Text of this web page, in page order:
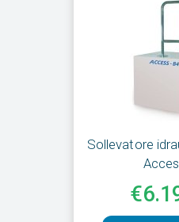
Sollevatore